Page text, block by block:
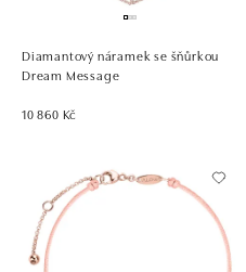
Diamantový náramek se šňůrkou
Dream Message
10 860 Kč